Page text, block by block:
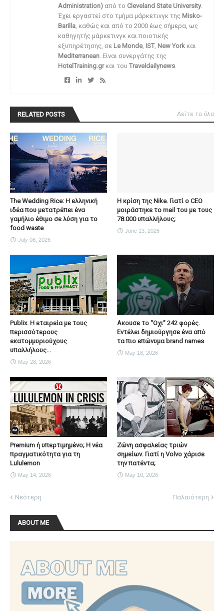
Administration) από το Cleveland State University.
Έχει εργαστεί στο τμήμα μάρκετινγκ της Misko-
Barilla , καθώς και από το 2000 έως σήμερα, ως
καθηγητής μάρκετινγκ και ποιοτικής
εξυπηρέτησης, σε Le Monde, IST, New York και
Mediterranean . Είναι συνεργάτης της
HotelTraining.grκαι του Traveldailynews
RELATED POSTS Δείτε τα όλα
The Wedding Rice: Η ελληνική
ιδέα που μετατρέπει ένα
γαμήλιο έθιμο σε λύση για το
food waste
July 08, 2026
Η κρίση της Nike. Γιατί ο CEO
μοιράστηκε το mail του με τους
78.000 υπαλλήλους;
June 13, 2026
Publix. Η εταιρεία με τους
περισσότερους
εκατομμυριούχους
υπαλλήλους...
May 28, 2026
Ακουσε το "Οχι" 242 φορές.
Εντέλει δημιούργησε ένα από
τα πιο επώνυμα brand names
May 18, 2026
Premium ή υπερτιμημένο; Η νέα
πραγματικότητα για τη
Lululemon
May 14, 2026
Ζώνη ασφαλείας τριών
σημείων. Γιατί η Volvo χάρισε
την πατέντα;
May 10, 2026
Νεότερη Παλαιότερη
ABOUT ME